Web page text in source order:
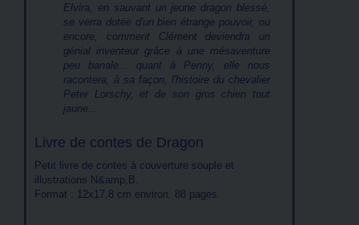
Elvira, en sauvant un jeune dragon blessé,
se verra dotée d'un bien étrange pouvoir, ou
encore, comment Clément deviendra un
génial inventeur grâce à une mésaventure
peu banale... quant à Penny, elle nous
racontera, à sa façon, l'histoire du chevalier
Peter Lorschy, et de son gros chien tout
jaune...
Livre de contes de Dragon
Petit livre de contes à couverture souple et
illustrations N&amp,B.
Format : 12x17,8 cm environ. 88 pages.